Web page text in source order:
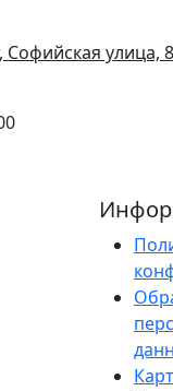
Софийская улица,